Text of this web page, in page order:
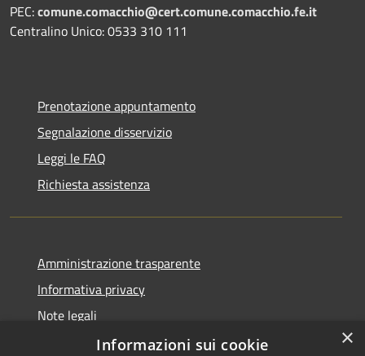
PEC:comune.comacchio@cert.comune.comacchio.fe.it
Centralino Unico: 0533 310 111
Prenotazione appuntamento
Segnalazione disservizio
Leggi le FAQ
Richiesta assistenza
Amministrazione trasparente
Informativa privacy
Note legali
Dichiarazione di accessibilità
×
Informazioni sui cookie